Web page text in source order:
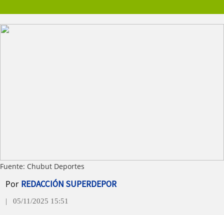
Fuente: Chubut Deportes
Por REDACCIÓN SUPERDEPOR
| 05/11/2025 15:51